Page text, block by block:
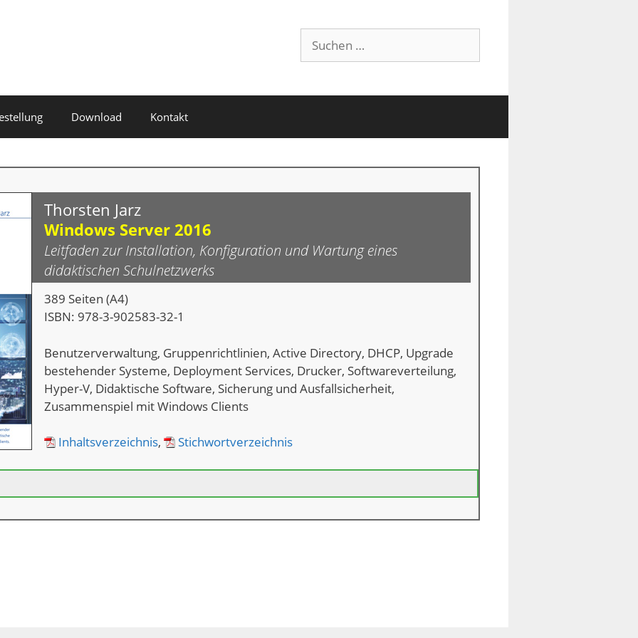
Suche
nach:
Download Kontakt
Thorsten Jarz
Windows Server 2016
Leitfaden zur Installation, Konfiguration und Wartung eines
didaktischen Schulnetzwerks
389 Seiten (A4)
ISBN: 978-3-902583-32-1
Benutzerverwaltung, Gruppenrichtlinien, Active Directory, DHCP, Upgrade
bestehender Systeme, Deployment Services, Drucker, Softwareverteilung,
Hyper-V, Didaktische Software, Sicherung und Ausfallsicherheit,
Zusammenspiel mit Windows Clients
Inhaltsverzeichnis, Stichwortverzeichnis